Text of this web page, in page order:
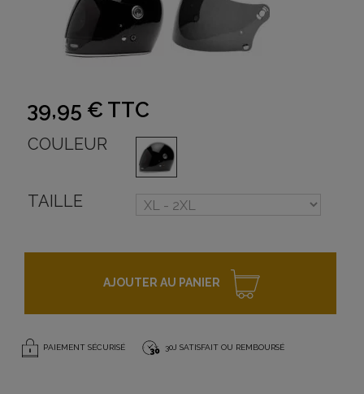
39,95 € TTC
COULEUR
TAILLE
AJOUTER AU PANIER
PAIEMENT SÉCURISÉ 30J SATISFAIT OU REMBOURSÉ